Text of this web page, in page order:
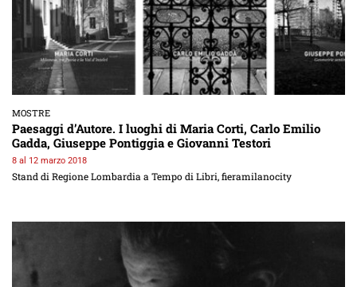
MOSTRE
Paesaggi d’Autore. I luoghi di Maria Corti, Carlo Emilio
Gadda, Giuseppe Pontiggia e Giovanni Testori
8 al 12 marzo 2018
Stand di Regione Lombardia a Tempo di Libri, fieramilanocity